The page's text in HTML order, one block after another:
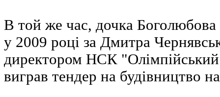
В той же час, дочка
у 2009 році за Дмитра
директором НСК
виграв тендер на будівництво